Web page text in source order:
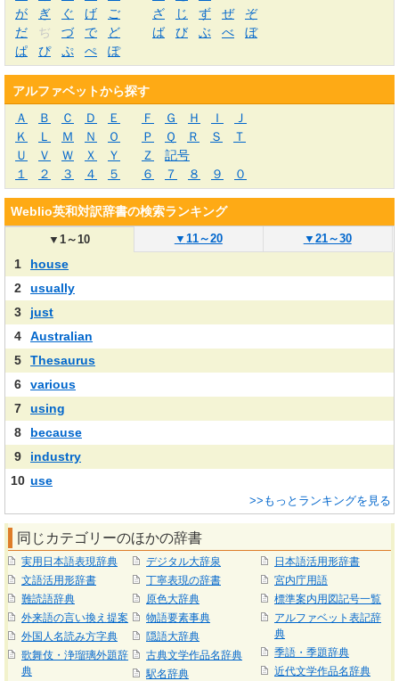
が
ぎ ぐ げ ご ざ じ ず ぜ
ぞ
だ
ぢ づ で ど ば び ぶ べ
ぼ
ぱ
ぴ ぷ ぺ ぽ
アルファベットから探す
Ａ
Ｂ Ｃ Ｄ Ｅ Ｆ Ｇ Ｈ Ｉ
Ｊ
Ｋ
Ｌ Ｍ Ｎ Ｏ Ｐ Ｑ Ｒ Ｓ
Ｔ
Ｕ
Ｖ Ｗ Ｘ Ｙ Ｚ
記号
１
２ ３ ４ ５ ６ ７ ８ ９ ０
Weblio英和対訳辞書の検索ランキング
▼1～10 ▼ 11～20 ▼ 21～30
1
house
2
usually
3
just
4
Australian
5
Thesaurus
6
various
7
using
8
because
9
industry
10 use
>>もっとランキングを見る
同じカテゴリーのほかの辞書
実用日本語表現辞典
文語活用形辞書
難読語辞典
外来語の言い換え提案
外国人名読み方字典
歌舞伎・浄瑠璃外題辞
典
デジタル大辞泉
丁寧表現の辞書
原色大辞典
物語要素事典
隠語大辞典
古典文学作品名辞典
駅名辞典
日本語活用形辞書
宮内庁用語
標準案内用図記号一覧
アルファベット表記辞
典
季語・季題辞典
近代文学作品名辞典